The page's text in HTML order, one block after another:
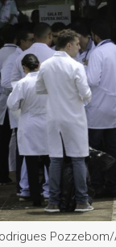
Pozzebom/